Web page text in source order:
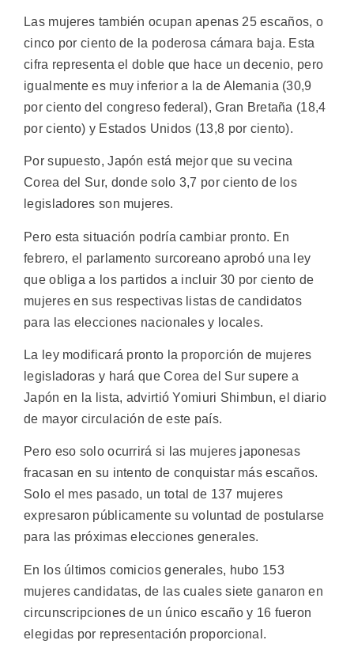
Las mujeres también ocupan apenas 25 escaños, o
cinco por ciento de la poderosa cámara baja. Esta
cifra representa el doble que hace un decenio, pero
igualmente es muy inferior a la de Alemania (30,9
por ciento del congreso federal), Gran Bretaña (18,4
por ciento) y Estados Unidos (13,8 por ciento).
Por supuesto, Japón está mejor que su vecina
Corea del Sur, donde solo 3,7 por ciento de los
legisladores son mujeres.
Pero esta situación podría cambiar pronto. En
febrero, el parlamento surcoreano aprobó una ley
que obliga a los partidos a incluir 30 por ciento de
mujeres en sus respectivas listas de candidatos
para las elecciones nacionales y locales.
La ley modificará pronto la proporción de mujeres
legisladoras y hará que Corea del Sur supere a
Japón en la lista, advirtió Yomiuri Shimbun, el diario
de mayor circulación de este país.
Pero eso solo ocurrirá si las mujeres japonesas
fracasan en su intento de conquistar más escaños.
Solo el mes pasado, un total de 137 mujeres
expresaron públicamente su voluntad de postularse
para las próximas elecciones generales.
En los últimos comicios generales, hubo 153
mujeres candidatas, de las cuales siete ganaron en
circunscripciones de un único escaño y 16 fueron
elegidas por representación proporcional.